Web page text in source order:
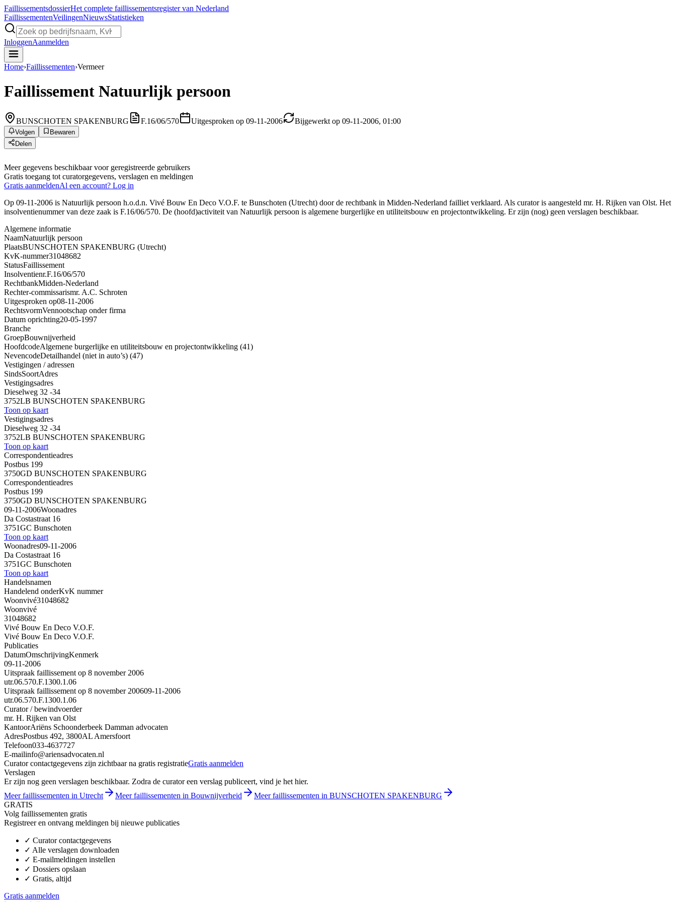
FaillissementsdossierHet complete faillissementsregister van Nederland
FaillissementenVeilingenNieuwsStatistieken
InloggenAanmelden
Home›Faillissementen›Vermeer
Faillissement Natuurlijk persoon
BUNSCHOTEN SPAKENBURG F.16/06/570 Uitgesproken op 09-11-2006 Bijgewerkt op 09-11-2006, 01:00
Volgen
Bewaren
Delen
Meer gegevens beschikbaar voor geregistreerde gebruikers
Gratis toegang tot curatorgegevens, verslagen en meldingen
Gratis aanmeldenAl een account? Log in
Op 09-11-2006 is Natuurlijk persoon h.o.d.n. Vivé Bouw En Deco V.O.F. te Bunschoten (Utrecht) door de rechtbank in Midden-Nederland failliet verklaard. Als curator is aangesteld mr. H. Rijken van Olst. Het
insolventienummer van deze zaak is F.16/06/570. De (hoofd)activiteit van Natuurlijk persoon is algemene burgerlijke en utiliteitsbouw en projectontwikkeling. Er zijn (nog) geen verslagen beschikbaar.
Algemene informatie
NaamNatuurlijk persoon
PlaatsBUNSCHOTEN SPAKENBURG (Utrecht)
KvK-nummer31048682
StatusFaillissement
Insolventienr.F.16/06/570
RechtbankMidden-Nederland
Rechter-commissarismr. A.C. Schroten
Uitgesproken op08-11-2006
RechtsvormVennootschap onder firma
Datum oprichting20-05-1997
Branche
GroepBouwnijverheid
HoofdcodeAlgemene burgerlijke en utiliteitsbouw en projectontwikkeling (41)
NevencodeDetailhandel (niet in auto’s) (47)
Vestigingen / adressen
SindsSoortAdres
Vestigingsadres
Dieselweg 32 -34
3752LB BUNSCHOTEN SPAKENBURG
Toon op kaart
Vestigingsadres
Dieselweg 32 -34
3752LB BUNSCHOTEN SPAKENBURG
Toon op kaart
Correspondentieadres
Postbus 199
3750GD BUNSCHOTEN SPAKENBURG
Correspondentieadres
Postbus 199
3750GD BUNSCHOTEN SPAKENBURG
09-11-2006Woonadres
Da Costastraat 16
3751GC Bunschoten
Toon op kaart
Woonadres09-11-2006
Da Costastraat 16
3751GC Bunschoten
Toon op kaart
Handelsnamen
Handelend onderKvK nummer
Woonvivé31048682
Woonvivé
31048682
Vivé Bouw En Deco V.O.F.
Vivé Bouw En Deco V.O.F.
Publicaties
DatumOmschrijvingKenmerk
09-11-2006
Uitspraak faillissement op 8 november 2006
utr.06.570.F.1300.1.06
Uitspraak faillissement op 8 november 200609-11-2006
utr.06.570.F.1300.1.06
Curator / bewindvoerder
mr. H. Rijken van Olst
KantoorAriëns Schoonderbeek Damman advocaten
AdresPostbus 492, 3800AL Amersfoort
Telefoon033-4637727
E-mailinfo@ariensadvocaten.nl
Curator contactgegevens zijn zichtbaar na gratis registratieGratis aanmelden
Verslagen
Er zijn nog geen verslagen beschikbaar. Zodra de curator een verslag publiceert, vind je het hier.
Meer faillissementen in Utrecht
Meer faillissementen in Bouwnijverheid
Meer faillissementen in BUNSCHOTEN SPAKENBURG
GRATIS
Volg faillissementen gratis
Registreer en ontvang meldingen bij nieuwe publicaties
✓ Curator contactgegevens
✓ Alle verslagen downloaden
✓ E-mailmeldingen instellen
✓ Dossiers opslaan
✓ Gratis, altijd
Gratis aanmelden